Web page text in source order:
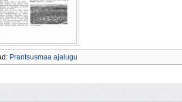
Prantsusmaa ajalugu